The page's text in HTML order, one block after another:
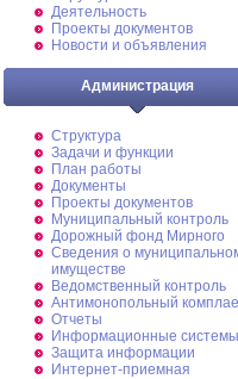
Деятельность
Проекты документов
Новости и объявления
Администрация
Структура
Задачи и функции
План работы
Документы
Проекты документов
Муниципальный контроль
Дорожный фонд Мирного
Cведения о
имуществе
Ведомственный контроль
Антимонопольный
Отчеты
Информационные системы
Защита информации
Интернет-приемная